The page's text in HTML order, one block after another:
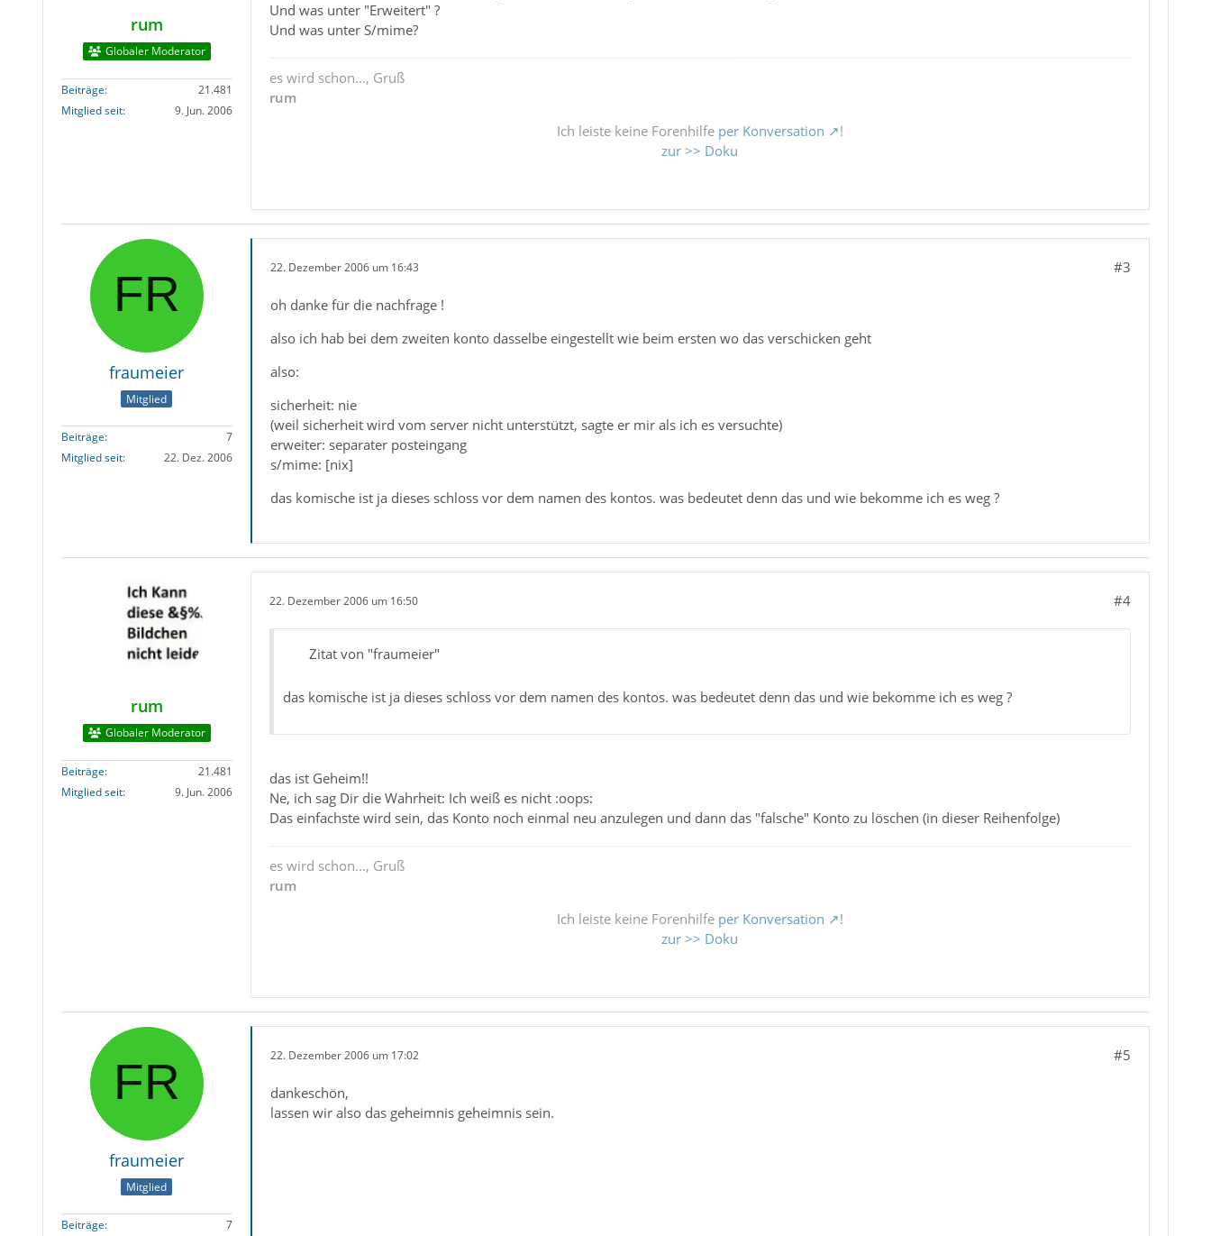
rum
Globaler Moderator
Beiträge
21.481
Mitglied seit
9. Jun. 2006
Und was unter "Erweitert" ?
Und was unter S/mime?
es wird schon..., Gruß
rum
Ich leiste keine Forenhilfe per Konversation
!
zur >> Doku
fraumeier
Mitglied
Beiträge
7
Mitglied seit
22. Dez. 2006
22. Dezember 2006 um 16:43 #3
oh danke für die nachfrage !
also ich hab bei dem zweiten konto dasselbe eingestellt wie beim ersten wo das verschicken geht
also:
sicherheit: nie
(weil sicherheit wird vom server nicht unterstützt, sagte er mir als ich es versuchte)
erweiter: separater posteingang
s/mime: [nix]
das komische ist ja dieses schloss vor dem namen des kontos. was bedeutet denn das und wie bekomme ich es weg ?
rum
Globaler Moderator
Beiträge
21.481
Mitglied seit
9. Jun. 2006
22. Dezember 2006 um 16:50 #4
Zitat von "fraumeier"
das komische ist ja dieses schloss vor dem namen des kontos. was bedeutet denn das und wie bekomme ich es weg ?
das ist Geheim!!
Ne, ich sag Dir die Wahrheit: Ich weiß es nicht :oops:
Das einfachste wird sein, das Konto noch einmal neu anzulegen und dann das "falsche" Konto zu löschen (in dieser Reihenfolge)
es wird schon..., Gruß
rum
Ich leiste keine Forenhilfe per Konversation
!
zur >> Doku
fraumeier
Mitglied
Beiträge
7
22. Dezember 2006 um 17:02 #5
dankeschön,
lassen wir also das geheimnis geheimnis sein.